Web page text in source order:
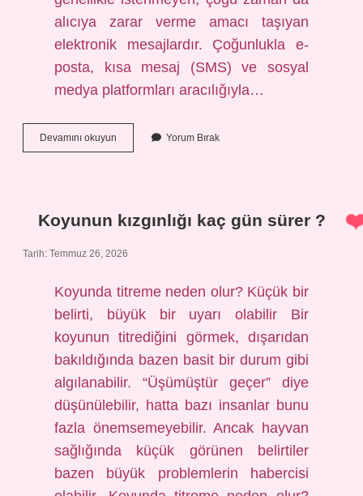
alıcıya zarar verme amacı taşıyan
elektronik mesajlardır. Çoğunlukla e-
posta, kısa mesaj (SMS) ve sosyal
medya platformları aracılığıyla…
Devamını okuyun
nereden
Yorum Bırak
Koyunun kızgınlığı kaç gün sürer ?
Tarih: Temmuz 26, 2026
Koyunda titreme neden olur? Küçük bir
belirti, büyük bir uyarı olabilir Bir
koyunun titrediğini görmek, dışarıdan
bakıldığında bazen basit bir durum gibi
algılanabilir. “Üşümüştür geçer” diye
düşünülebilir, hatta bazı insanlar bunu
fazla önemsemeyebilir. Ancak hayvan
sağlığında küçük görünen belirtiler
bazen büyük problemlerin habercisi